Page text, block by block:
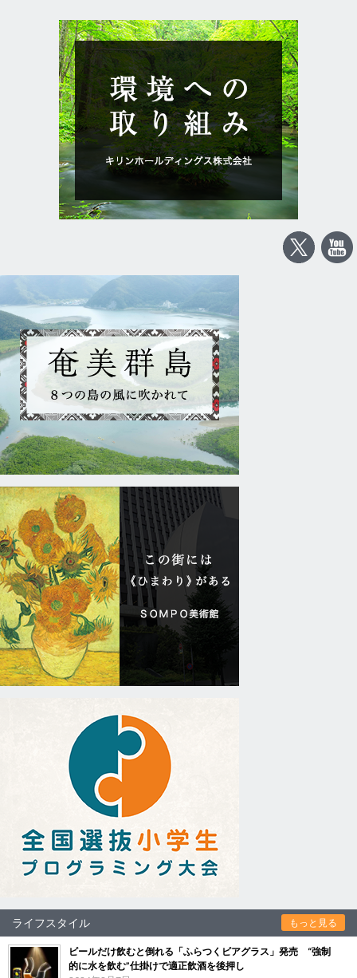
ライフスタイル もっと見る
ビールだけ飲むと倒れる「ふらつくビアグラス」発売 “強制
的に水を飲む”仕掛けで適正飲酒を後押し